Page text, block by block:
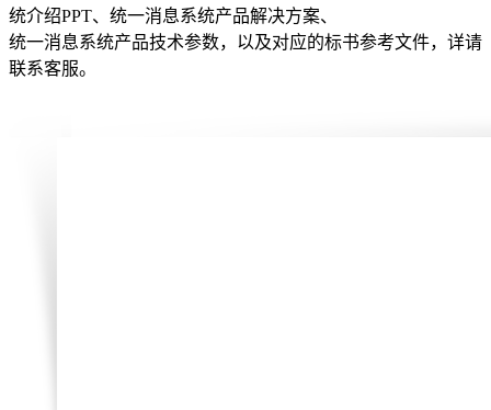
统介绍PPT、统一消息系统产品解决方案、
统一消息系统产品技术参数，以及对应的标书参考文件，详请
联系客服。